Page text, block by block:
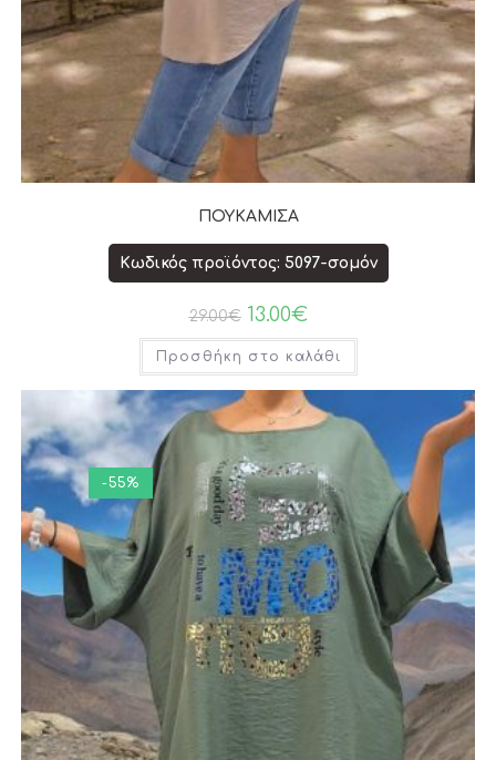
ΠΟΥΚΑΜΙΣΑ
Κωδικός προϊόντος: 5097-σομόν
29.00€ 13.00€
Προσθήκη στο καλάθι
-55%